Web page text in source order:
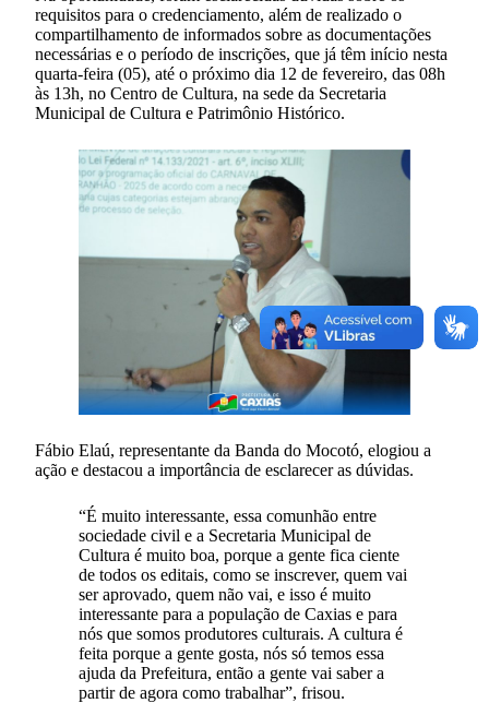
requisitos para o credenciamento, além de realizado o
compartilhamento de informados sobre as documentações
necessárias e o período de inscrições, que já têm início nesta
quarta-feira (05), até o próximo dia 12 de fevereiro, das 08h
às 13h, no Centro de Cultura, na sede da Secretaria
Municipal de Cultura e Patrimônio Histórico.
Fábio Elaú, representante da Banda do Mocotó, elogiou a
ação e destacou a importância de esclarecer as dúvidas.
“É muito interessante, essa comunhão entre
sociedade civil e a Secretaria Municipal de
Cultura é muito boa, porque a gente fica ciente
de todos os editais, como se inscrever, quem vai
ser aprovado, quem não vai, e isso é muito
interessante para a população de Caxias e para
nós que somos produtores culturais. A cultura é
feita porque a gente gosta, nós só temos essa
ajuda da Prefeitura, então a gente vai saber a
partir de agora como trabalhar”, frisou.